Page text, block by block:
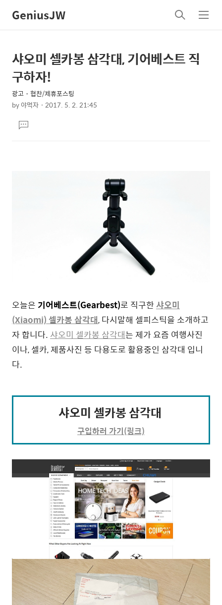
GeniusJW
검
색
메
뉴
상
세
컨
텐
본
제
목
샤오미 셀카봉 삼각대, 기어베스트 직
구하자!
광고・협찬/제휴포스팅
by야먹자 2017. 5. 2. 21:45
문댓
글
오늘은 기어베스트(Gearbest)로 직구한샤오미
(Xiaomi)셀카봉 삼각대, 다시말해 셀피스틱을 소개하고
자 합니다. 샤오미 셀카봉 삼각대는 제가 요즘 여행사진
이나, 셀카, 제품사진 등 다용도로 활용중인 삼각대 입니
다.
샤오미 셀카봉삼각대
구입하러 가기(링크)